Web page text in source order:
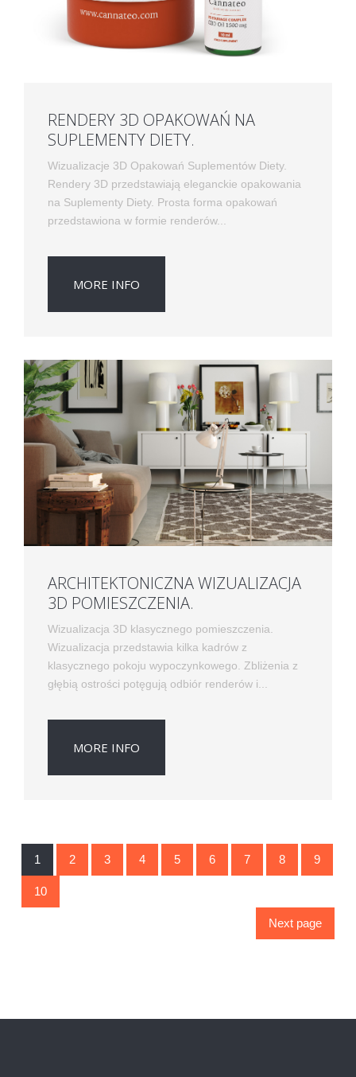
RENDERY 3D OPAKOWAŃ NA
SUPLEMENTY DIETY.
Wizualizacje 3D Opakowań Suplementów Diety.
Rendery 3D przedstawiają eleganckie opakowania
na Suplementy Diety. Prosta forma opakowań
przedstawiona w formie renderów...
MORE INFO
ARCHITEKTONICZNA WIZUALIZACJA
3D POMIESZCZENIA.
Wizualizacja 3D klasycznego pomieszczenia.
Wizualizacja przedstawia kilka kadrów z
klasycznego pokoju wypoczynkowego. Zbliżenia z
głębią ostrości potęgują odbiór renderów i...
MORE INFO
1 2 3 4 5 6 7 8 9
10
Next page